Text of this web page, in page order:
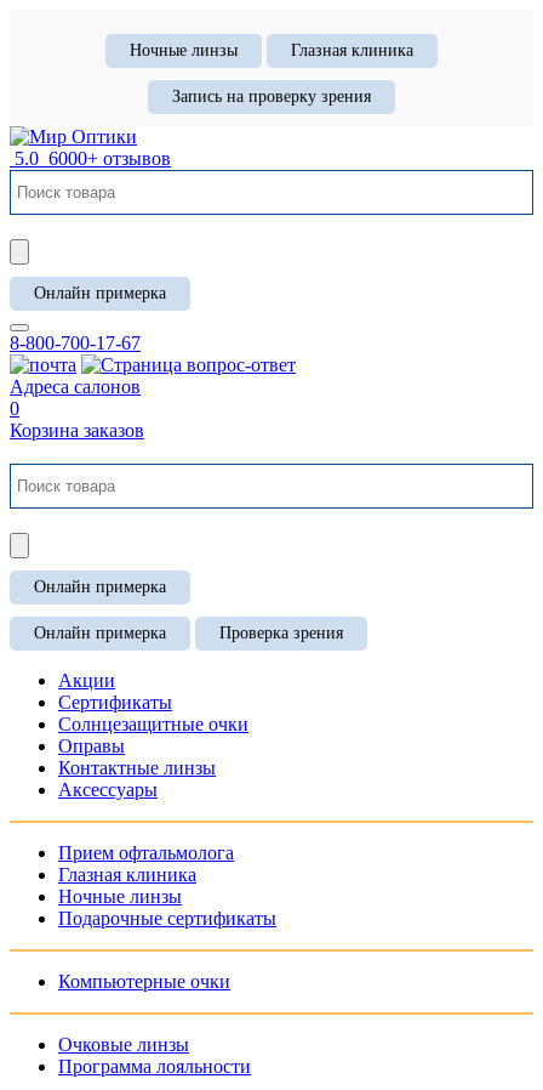
Ночные линзы Глазная клиника
Запись на проверку зрения
5.0 6000+ отзывов
Онлайн примерка
8-800-700-17-67
Адреса салонов
0
Корзина заказов
Онлайн примерка
Онлайн примерка Проверка зрения
Акции
Сертификаты
Солнцезащитные очки
Оправы
Контактные линзы
Аксессуары
Прием офтальмолога
Глазная клиника
Ночные линзы
Подарочные сертификаты
Компьютерные очки
Очковые линзы
Программа лояльности